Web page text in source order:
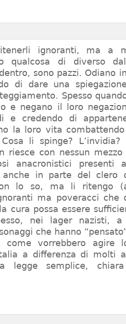
ignoranti, ma a
qualcosa di diverso
sono pazzi. Odiano
di dare una
Spesso
e negano il loro
e credendo di
la loro vita
li spinge?
riesce con nessun
anacronistici presenti
in parte del clero
lo so, ma li ritengo
ma poveracci che
cura possa essere
nei lager nazisti,
che hanno
come vorrebbero agire
a differenza di molti
legge semplice,